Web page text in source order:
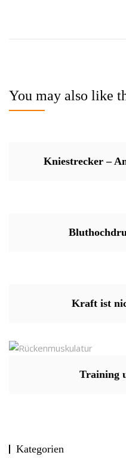
You may also like
Kniestrecker –
Kraft ist
Training
Kategorien